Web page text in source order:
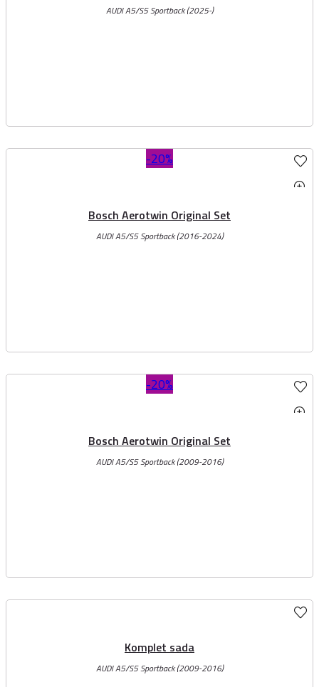
AUDI A5/S5 Sportback (2025-)
-20%
Bosch Aerotwin Original Set
AUDI A5/S5 Sportback (2016-2024)
-20%
Bosch Aerotwin Original Set
AUDI A5/S5 Sportback (2009-2016)
Komplet sada
AUDI A5/S5 Sportback (2009-2016)